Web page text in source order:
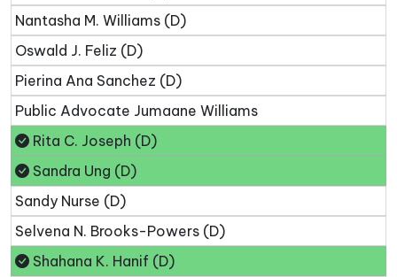
Nantasha M. Williams (D)
Oswald J. Feliz (D)
Pierina Ana Sanchez (D)
Public Advocate Jumaane Williams
Rita C. Joseph (D)
Sandra Ung (D)
Sandy Nurse (D)
Selvena N. Brooks-Powers (D)
Shahana K. Hanif (D)